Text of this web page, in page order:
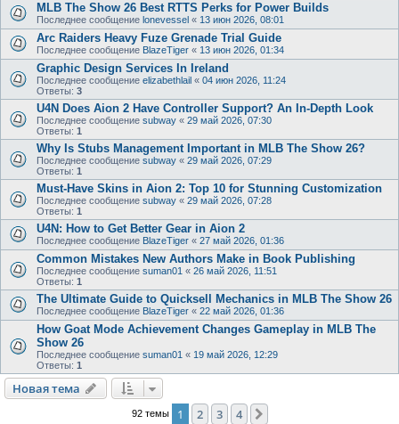
MLB The Show 26 Best RTTS Perks for Power Builds
Последнее сообщение lonevessel « 13 июн 2026, 08:01
Arc Raiders Heavy Fuze Grenade Trial Guide
Последнее сообщение BlazeTiger « 13 июн 2026, 01:34
Graphic Design Services In Ireland
Последнее сообщение elizabethlail « 04 июн 2026, 11:24
Ответы: 3
U4N Does Aion 2 Have Controller Support? An In‑Depth Look
Последнее сообщение subway « 29 май 2026, 07:30
Ответы: 1
Why Is Stubs Management Important in MLB The Show 26?
Последнее сообщение subway « 29 май 2026, 07:29
Ответы: 1
Must-Have Skins in Aion 2: Top 10 for Stunning Customization
Последнее сообщение subway « 29 май 2026, 07:28
Ответы: 1
U4N: How to Get Better Gear in Aion 2
Последнее сообщение BlazeTiger « 27 май 2026, 01:36
Common Mistakes New Authors Make in Book Publishing
Последнее сообщение suman01 « 26 май 2026, 11:51
Ответы: 1
The Ultimate Guide to Quicksell Mechanics in MLB The Show 26
Последнее сообщение BlazeTiger « 22 май 2026, 01:36
How Goat Mode Achievement Changes Gameplay in MLB The
Show 26
Последнее сообщение suman01 « 19 май 2026, 12:29
Ответы: 1
Новая тема
92 темы 1 2 3 4